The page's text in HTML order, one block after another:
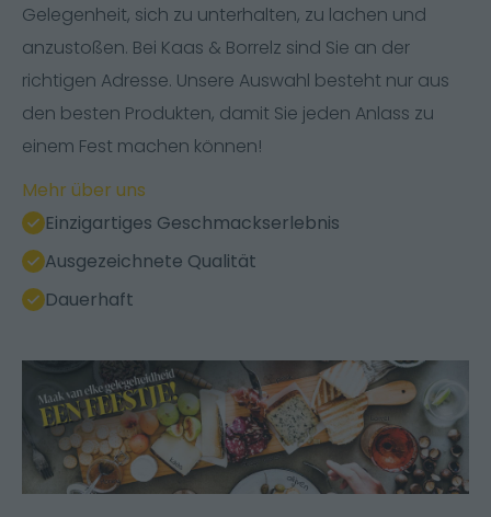
Gelegenheit, sich zu unterhalten, zu lachen und
anzustoßen. Bei Kaas & Borrelz sind Sie an der
richtigen Adresse. Unsere Auswahl besteht nur aus
den besten Produkten, damit Sie jeden Anlass zu
einem Fest machen können!
Mehr über uns
Einzigartiges Geschmackserlebnis
Ausgezeichnete Qualität
Dauerhaft